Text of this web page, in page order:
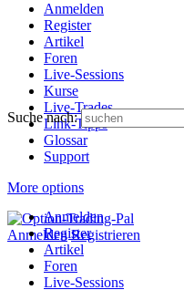
Anmelden
Register
Artikel
Foren
Live-Sessions
Kurse
Live-Trades
Link-Tipps
Glossar
Support
More options
Anmelden Registrieren
Suche nach:
Anmelden
Register
Artikel
Foren
Live-Sessions